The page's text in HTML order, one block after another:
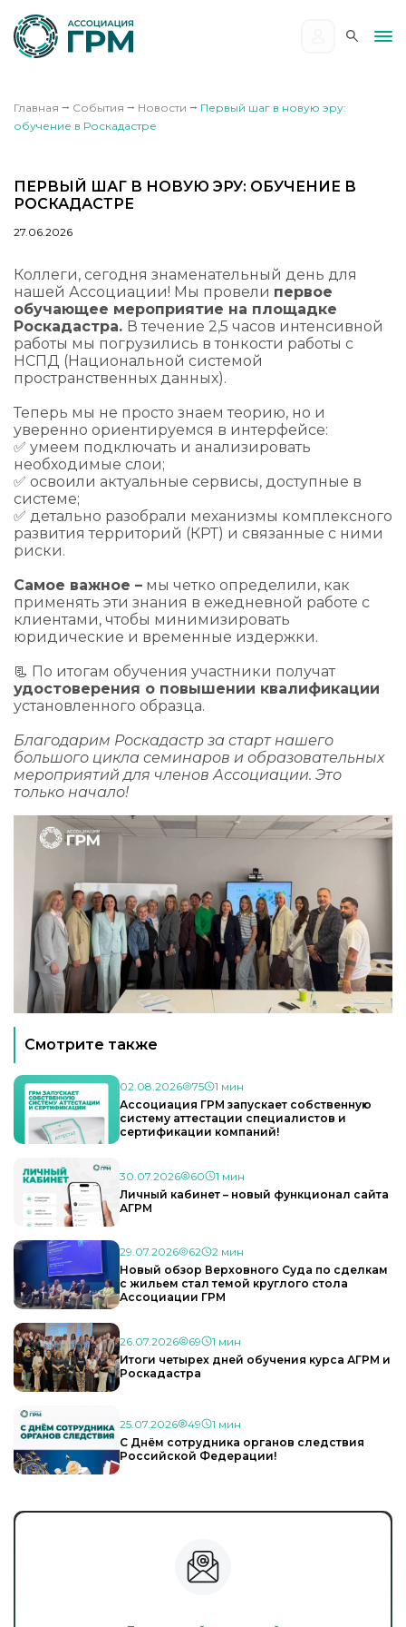
Главная ⭢ События ⭢ Новости ⭢ Первый шаг в новую эру:
обучение в Роскадастре
ПЕРВЫЙ ШАГ В НОВУЮ ЭРУ: ОБУЧЕНИЕ В
РОСКАДАСТРЕ
27.06.2026
Коллеги, сегодня знаменательный день для
нашей Ассоциации! Мы провели первое
обучающее мероприятие на площадке
Роскадастра. В течение 2,5 часов интенсивной
работы мы погрузились в тонкости работы с
НСПД (Национальной системой
пространственных данных).
Теперь мы не просто знаем теорию, но и
уверенно ориентируемся в интерфейсе:
✅ умеем подключать и анализировать
необходимые слои;
✅ освоили актуальные сервисы, доступные в
системе;
✅ детально разобрали механизмы комплексного
развития территорий (КРТ) и связанные с ними
риски.
Самое важное – мы четко определили, как
применять эти знания в ежедневной работе с
клиентами, чтобы минимизировать
юридические и временные издержки.
📃 По итогам обучения участники получат
удостоверения о повышении квалификации
установленного образца.
Благодарим Роскадастр за старт нашего
большого цикла семинаров и образовательных
мероприятий для членов Ассоциации. Это
только начало!
Смотрите также
02.08.2026 75
1 мин
Ассоциация ГРМ запускает собственную
систему аттестации специалистов и
сертификации компаний!
30.07.2026 60
1 мин
Личный кабинет – новый функционал сайта
АГРМ
29.07.2026 62
2 мин
Новый обзор Верховного Суда по сделкам
с жильем стал темой круглого стола
Ассоциации ГРМ
26.07.2026 69
1 мин
Итоги четырех дней обучения курса АГРМ и
Роскадастра
25.07.2026 49
1 мин
С Днём сотрудника органов следствия
Российской Федерации!